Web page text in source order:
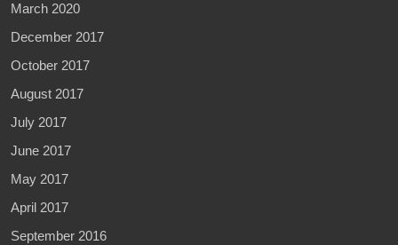
March 2020
December 2017
October 2017
August 2017
July 2017
June 2017
May 2017
April 2017
September 2016